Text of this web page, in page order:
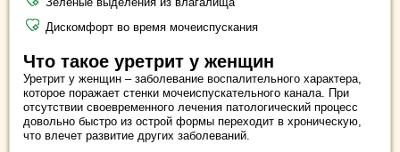
Дискомфорт во время мочеиспускания
Что такое уретрит у женщин
Уретрит у женщин – заболевание воспалительного характера,
которое поражает стенки мочеиспускательного канала. При
отсутствии своевременного лечения патологический процесс
довольно быстро из острой формы переходит в хроническую,
что влечет развитие других заболеваний.